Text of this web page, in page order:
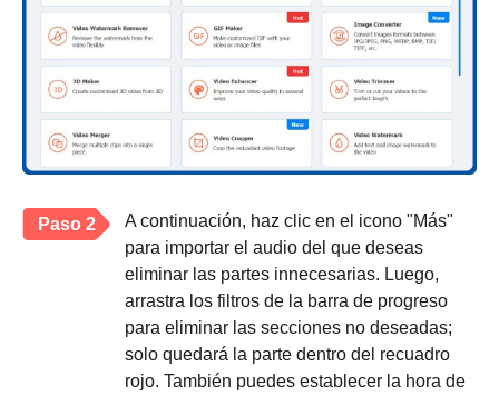
Paso 2
A continuación, haz clic en el icono "Más"
para importar el audio del que deseas
eliminar las partes innecesarias. Luego,
arrastra los filtros de la barra de progreso
para eliminar las secciones no deseadas;
solo quedará la parte dentro del recuadro
rojo. También puedes establecer la hora de